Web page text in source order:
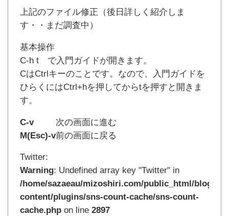
上記のファイル修正（後日詳しく紹介しま
す・・まだ調査中）
基本操作
C-h t で入門ガイドが開きます。
CはCtrlキーのことです。なので、入門ガイドを
ひらくにはCtrl+hを押してからtを押すと開きま
す。
C-v
次の画面に進む
M(Esc)-v前の画面に戻る
Twitter:
Warning: Undefined array key "Twitter" in
/home/sazaeau/mizoshiri.com/public_html/
content/plugins/sns-count-cache/sns-count-
cache.php on line 2897